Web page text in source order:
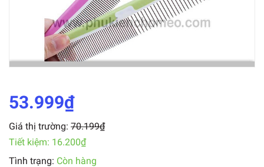
53.999₫
Giá thị trường: 70.199₫
Tiết kiệm: 16.200₫
Tình trạng: Còn hàng